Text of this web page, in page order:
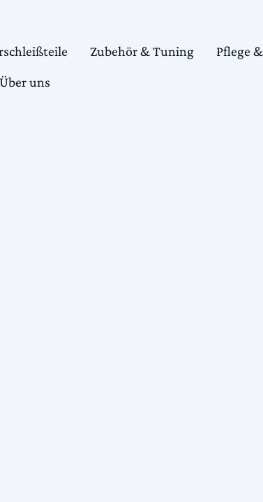
Zubehör & Tuning
Pflege
Über uns